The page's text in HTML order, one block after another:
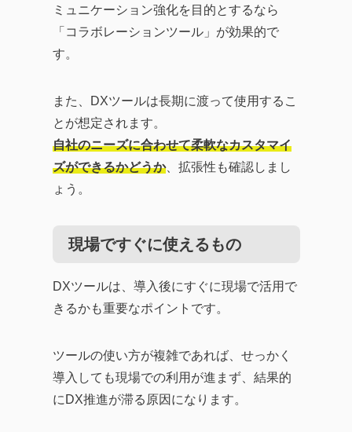
ミュニケーション強化を目的とするなら
「コラボレーションツール」が効果的で
す。
また、DXツールは長期に渡って使用するこ
とが想定されます。
自社のニーズに合わせて柔軟なカスタマイ
ズができるかどうか、拡張性も確認しまし
ょう。
現場ですぐに使えるもの
DXツールは、導入後にすぐに現場で活用で
きるかも重要なポイントです。
ツールの使い方が複雑であれば、せっかく
導入しても現場での利用が進まず、結果的
にDX推進が滞る原因になります。